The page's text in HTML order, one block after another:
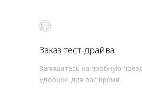
Заказ тест-драйва
Запишитесь на пробную
удобное для вас время